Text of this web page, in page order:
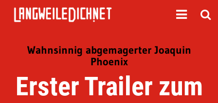
Wahnsinnig abgemagerter Joaquin
Phoenix
Erster Trailer zum